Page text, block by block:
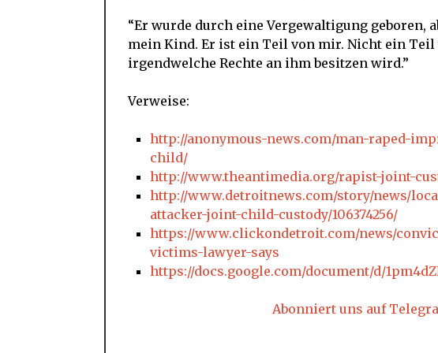
“Er wurde durch eine Vergewaltigung geboren,
mein Kind. Er ist ein Teil von mir. Nicht ein Teil
irgendwelche Rechte an ihm besitzen wird.”
Verweise:
http://anonymous-news.com/man-raped-
child/
http://www.theantimedia.org/rapist-joint-
http://www.detroitnews.com/story/news/
attacker-joint-child-custody/106374256/
https://www.clickondetroit.com/news/
victims-lawyer-says
https://docs.google.com/document/d/
Abonniert uns auf